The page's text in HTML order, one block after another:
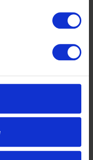
og
tilstrækkeligt